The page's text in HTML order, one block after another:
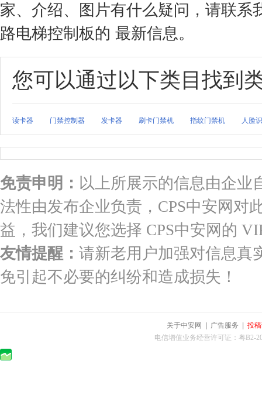
家、介绍、图片有什么疑问，请联
路电梯控制板的 最新信息。
您可以通过以下类目找到
读卡器 门禁控制器 发卡器 刷卡门禁机 指纹门禁机 人脸
免责申明： 以上所展示的信息由企业
法性由发布企业负责，CPS中安网对
益，我们建议您选择 CPS中安网的
友情提醒： 请新老用户加强对信息真
免引起不必要的纠纷和造成损失！
关于中安网 广告服务
投
电信增值业务经营许可证：粤